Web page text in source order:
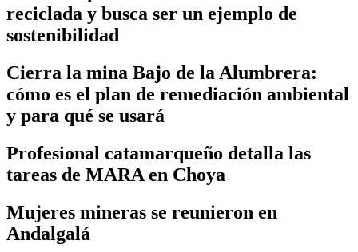
reciclada y busca ser un ejemplo de
sostenibilidad
Cierra la mina Bajo de la Alumbrera:
cómo es el plan de remediación ambiental
y para qué se usará
Profesional catamarqueño detalla las
tareas de MARA en Choya
Mujeres mineras se reunieron en
Andalgalá